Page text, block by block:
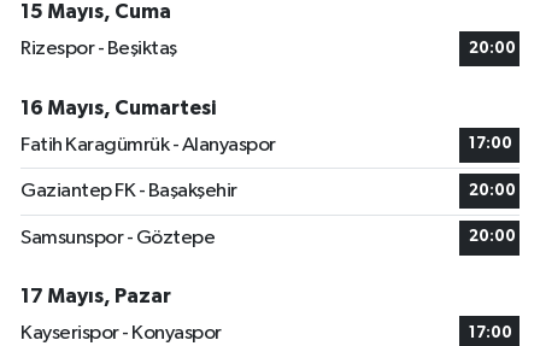
15 Mayıs, Cuma
Rizespor - Beşiktaş
20:00
16 Mayıs, Cumartesi
Fatih Karagümrük - Alanyaspor
17:00
Gaziantep FK - Başakşehir 20:00
Samsunspor - Göztepe 20:00
17 Mayıs, Pazar
Kayserispor - Konyaspor
17:00